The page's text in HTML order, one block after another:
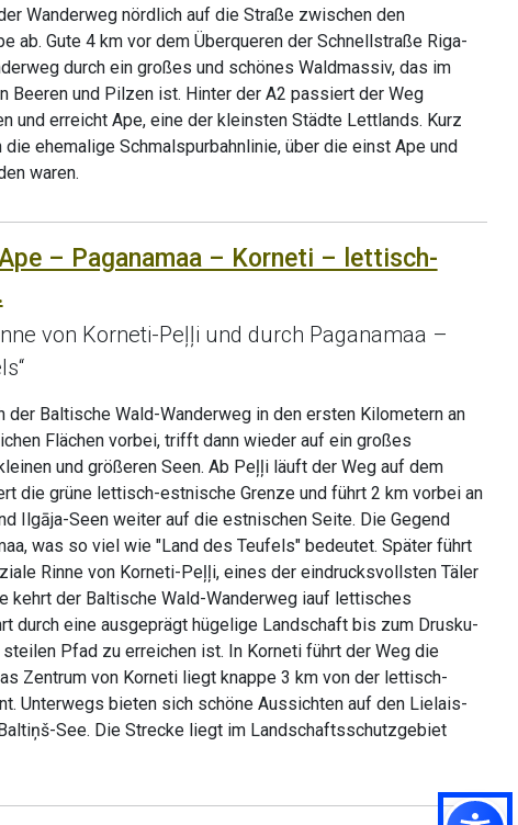
Wanderweg nördlich auf die Straße zwischen den
ab. Gute 4 km vor dem Überqueren der Schnellstraße Riga-
durch ein großes und schönes Waldmassiv, das im
Beeren und Pilzen ist. Hinter der A2 passiert der Weg
und erreicht Ape, eine der kleinsten Städte Lettlands. Kurz
die ehemalige Schmalspurbahnlinie, über die einst Ape und
waren.
– Paganamaa – Korneti – lettisch-
von Korneti-Peļļi und durch Paganamaa –
der Baltische Wald-Wanderweg in den ersten Kilometern an
Flächen vorbei, trifft dann wieder auf ein großes
und größeren Seen. Ab Peļļi läuft der Weg auf dem
die grüne lettisch-estnische Grenze und führt 2 km vorbei an
Ilgāja-Seen weiter auf die estnischen Seite. Die Gegend
was so viel wie "Land des Teufels" bedeutet. Später führt
Rinne von Korneti-Peļļi, eines der eindrucksvollsten Täler
kehrt der Baltische Wald-Wanderweg iauf lettisches
durch eine ausgeprägt hügelige Landschaft bis zum Drusku-
steilen Pfad zu erreichen ist. In Korneti führt der Weg die
Zentrum von Korneti liegt knappe 3 km von der lettisch-
Unterwegs bieten sich schöne Aussichten auf den Lielais-
See. Die Strecke liegt im Landschaftsschutzgebiet